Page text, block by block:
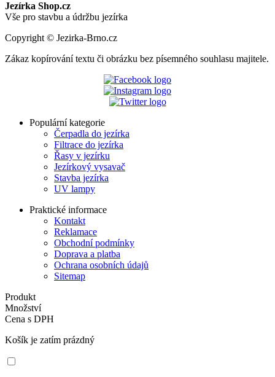
Jezírka Shop.cz
Vše pro stavbu a údržbu jezírka
Copyright © Jezirka-Brno.cz
Zákaz kopírování textu či obrázku bez písemného souhlasu majitele.
Populární kategorie
Čerpadla do jezírka
Filtrace do jezírka
Řasy v jezírku
Jezírkový vysavač
Stavba jezírka
UV lampy
Praktické informace
Kontakt
Reklamace
Obchodní podmínky
Doprava a platba
Ochrana osobních údajů
Sitemap
Produkt
Množství
Cena s DPH
Košík je zatím prázdný